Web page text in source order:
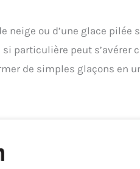
neige ou d’une glace
particulière peut s’avérer
de simples glaçons en